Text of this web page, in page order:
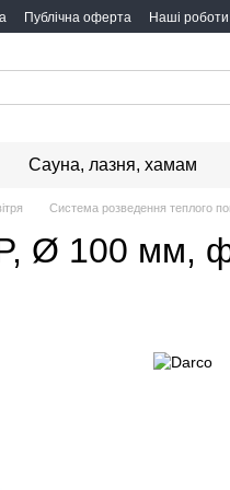
Публічна оферта Наші роботи
Сауна, лазня, хамам
Система розведення теплого
Ø 100 мм,